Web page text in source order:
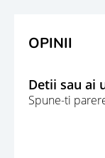
OPINII
Detii sau ai
Spune-ti